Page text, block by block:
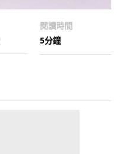
閱讀時間
5分鐘